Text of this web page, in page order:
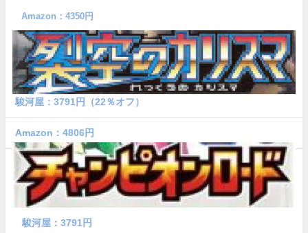
Amazon：4350円
駿河屋：3791円（22％オフ）
Amazon：4806円
駿河屋：3791円